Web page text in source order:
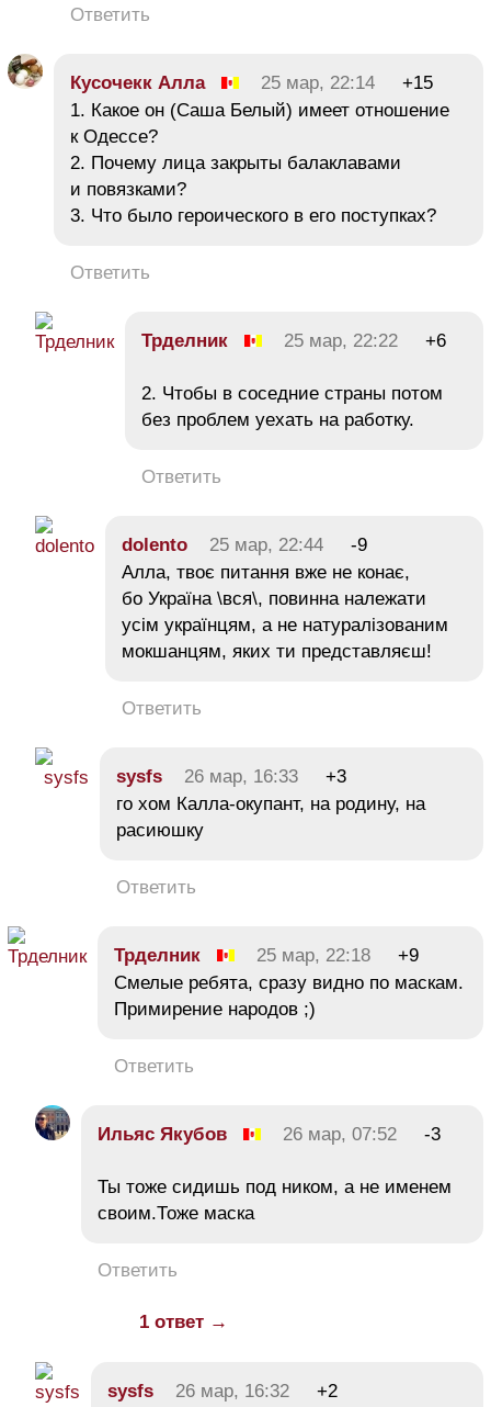
Ответить
Кусочекк Алла 25 мар, 22:14
+15
1. Какое он (Саша Белый) имеет отношение
к Одессе?
2. Почему лица закрыты балаклавами
и повязками?
3. Что было героического в его поступках?
Ответить
Трделник 25 мар, 22:22 +6
2. Чтобы в соседние страны потом
без проблем уехать на работку.
Ответить
dolento 25 мар, 22:44
-9
Алла, твоє питання вже не конає,
бо Україна \вся\, повинна належати
усім українцям, а не натуралізованим
мокшанцям, яких ти представляєш!
Ответить
sysfs 26 мар, 16:33
+3
го хом Калла-окупант, на родину, на
расиюшку
Ответить
Трделник 25 мар, 22:18
+9
Смелые ребята, сразу видно по маскам.
Примирение народов ;)
Ответить
Ильяс Якубов 26 мар, 07:52 -3
Ты тоже сидишь под ником, а не именем
своим.Тоже маска
Ответить
1 ответ →
sysfs 26 мар, 16:32
+2